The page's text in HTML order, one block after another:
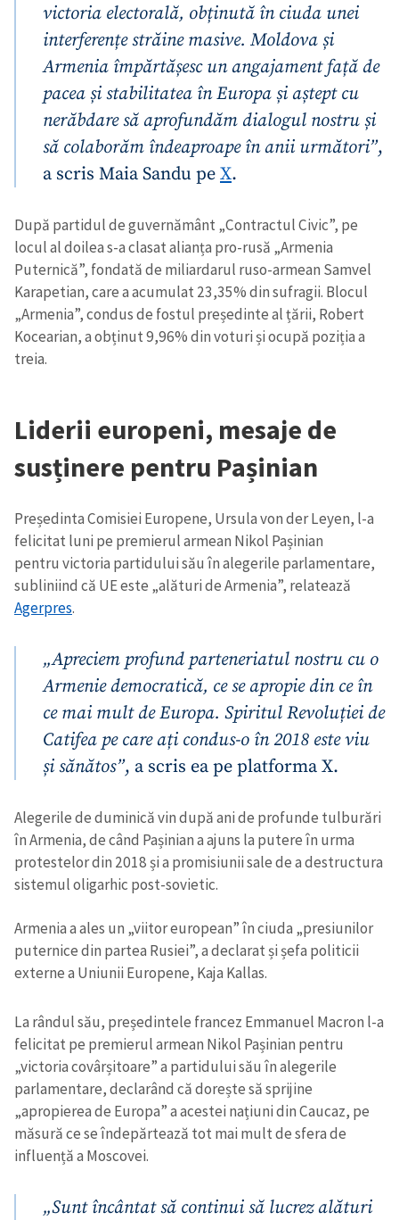
victoria electorală, obținută în ciuda unei
interferențe străine masive. Moldova și
Armenia împărtășesc un angajament față de
pacea și stabilitatea în Europa și aștept cu
nerăbdare să aprofundăm dialogul nostru și
să colaborăm îndeaproape în anii următori”,
a scris Maia Sandu peX.
După partidul de guvernământ „Contractul Civic”, pe
locul al doilea s-a clasat alianța pro-rusă „Armenia
Puternică”, fondată de miliardarul ruso-armean Samvel
Karapetian, care a acumulat 23,35% din sufragii. Blocul
„Armenia”, condus de fostul președinte al țării, Robert
Kocearian, a obținut 9,96% din voturi și ocupă poziția a
treia.
Liderii europeni, mesaje de
susținere pentru Pașinian
Președinta Comisiei Europene, Ursula von der Leyen, l-a
felicitat luni pe premierul armean Nikol Pașinian
pentru victoria partidului său în alegerile parlamentare,
subliniind că UE este „alături de Armenia”, relatează
Agerpres.
„Apreciem profund parteneriatul nostru cu o
Armenie democratică, ce se apropie din ce în
ce mai mult de Europa. Spiritul Revoluției de
Catifea pe care ați condus-o în 2018 este viu
și sănătos”, a scris ea pe platforma X.
Alegerile de duminică vin după ani de profunde tulburări
în Armenia, de când Pașinian a ajuns la putere în urma
protestelor din 2018 și a promisiunii sale de a destructura
sistemul oligarhic post-sovietic.
Armenia a ales un „viitor european” în ciuda „presiunilor
puternice din partea Rusiei”, a declarat și șefa politicii
externe a Uniunii Europene, Kaja Kallas.
La rândul său, președintele francez Emmanuel Macron l-a
felicitat pe premierul armean Nikol Pașinian pentru
„victoria covârșitoare” a partidului său în alegerile
parlamentare, declarând că dorește să sprijine
„apropierea de Europa” a acestei națiuni din Caucaz, pe
măsură ce se îndepărtează tot mai mult de sfera de
influență a Moscovei.
„Sunt încântat să continui să lucrez alături